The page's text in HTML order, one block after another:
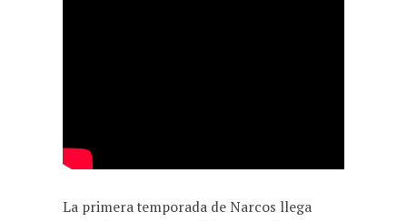
La primera temporada de Narcos llega